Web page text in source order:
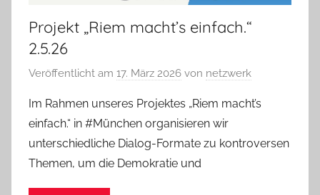
Projekt „Riem macht’s einfach.“
2.5.26
Veröffentlicht am 17. März 2026 von netzwerk
Im Rahmen unseres Projektes „Riem macht’s
einfach.“ in #München organisieren wir
unterschiedliche Dialog-Formate zu kontroversen
Themen, um die Demokratie und